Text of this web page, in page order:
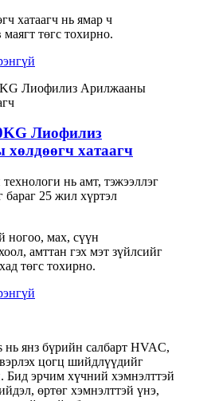
хатаагч нь ямар ч
төгс тохирно.
Лиофилиз
хатаагч
нь амт, тэжээллэг
бараг 25 жил хүртэл
ногоо, мах, сүүн
амттан гэх мэт зүйлсийг
төгс тохирно.
янз бүрийн салбарт HVAC,
цогц шийдлүүдийг
Бид эрчим хүчний хэмнэлттэй
өртөг хэмнэлттэй үнэ,